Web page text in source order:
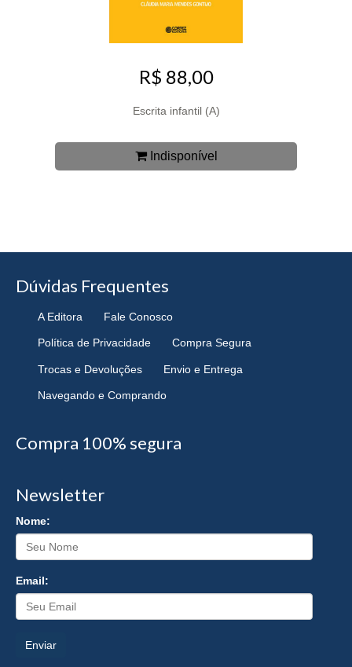
R$ 88,00
Escrita infantil (A)
Indisponível
Dúvidas Frequentes
A Editora Fale Conosco
Política de Privacidade Compra Segura
Trocas e Devoluções Envio e Entrega
Navegando e Comprando
Compra 100% segura
Newsletter
Nome:
Email:
Enviar